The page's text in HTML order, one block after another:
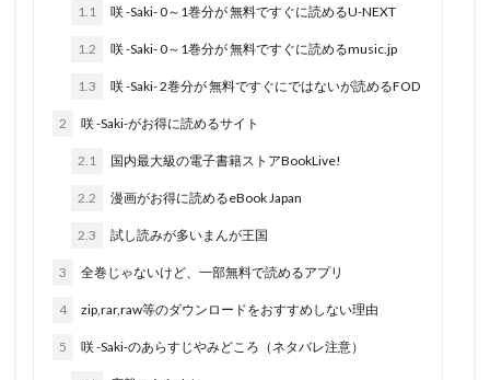
1.1 咲 -Saki- 0～1巻分が 無料ですぐに読めるU-NEXT
1.2 咲 -Saki- 0～1巻分が 無料ですぐに読めるmusic.jp
1.3 咲 -Saki- 2巻分が 無料ですぐにではないが読めるFOD
2 咲 -Saki-がお得に読めるサイト
2.1 国内最大級の電子書籍ストアBookLive!
2.2 漫画がお得に読めるeBook Japan
2.3 試し読みが多いまんが王国
3 全巻じゃないけど、一部無料で読めるアプリ
4 zip,rar,raw等のダウンロードをおすすめしない理由
5 咲 -Saki-のあらすじやみどころ（ネタバレ注意）